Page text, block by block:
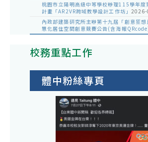
桃園市立陽明高級中等學校辦理115學年度
計畫「AR2VR跨域教學設計工作坊」
內政部建築研究所主辦第十九屆「創意狂
慧化居住空間創意競賽公告(含海報
校務重點工作
體中粉絲專頁